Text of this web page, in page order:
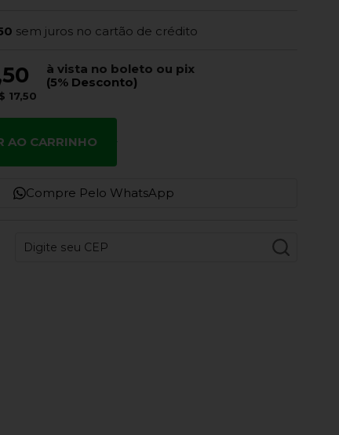
sem juros no cartão de crédito
à vista no boleto ou pix
(5% Desconto)
17,50
AO CARRINHO
Compre Pelo WhatsApp